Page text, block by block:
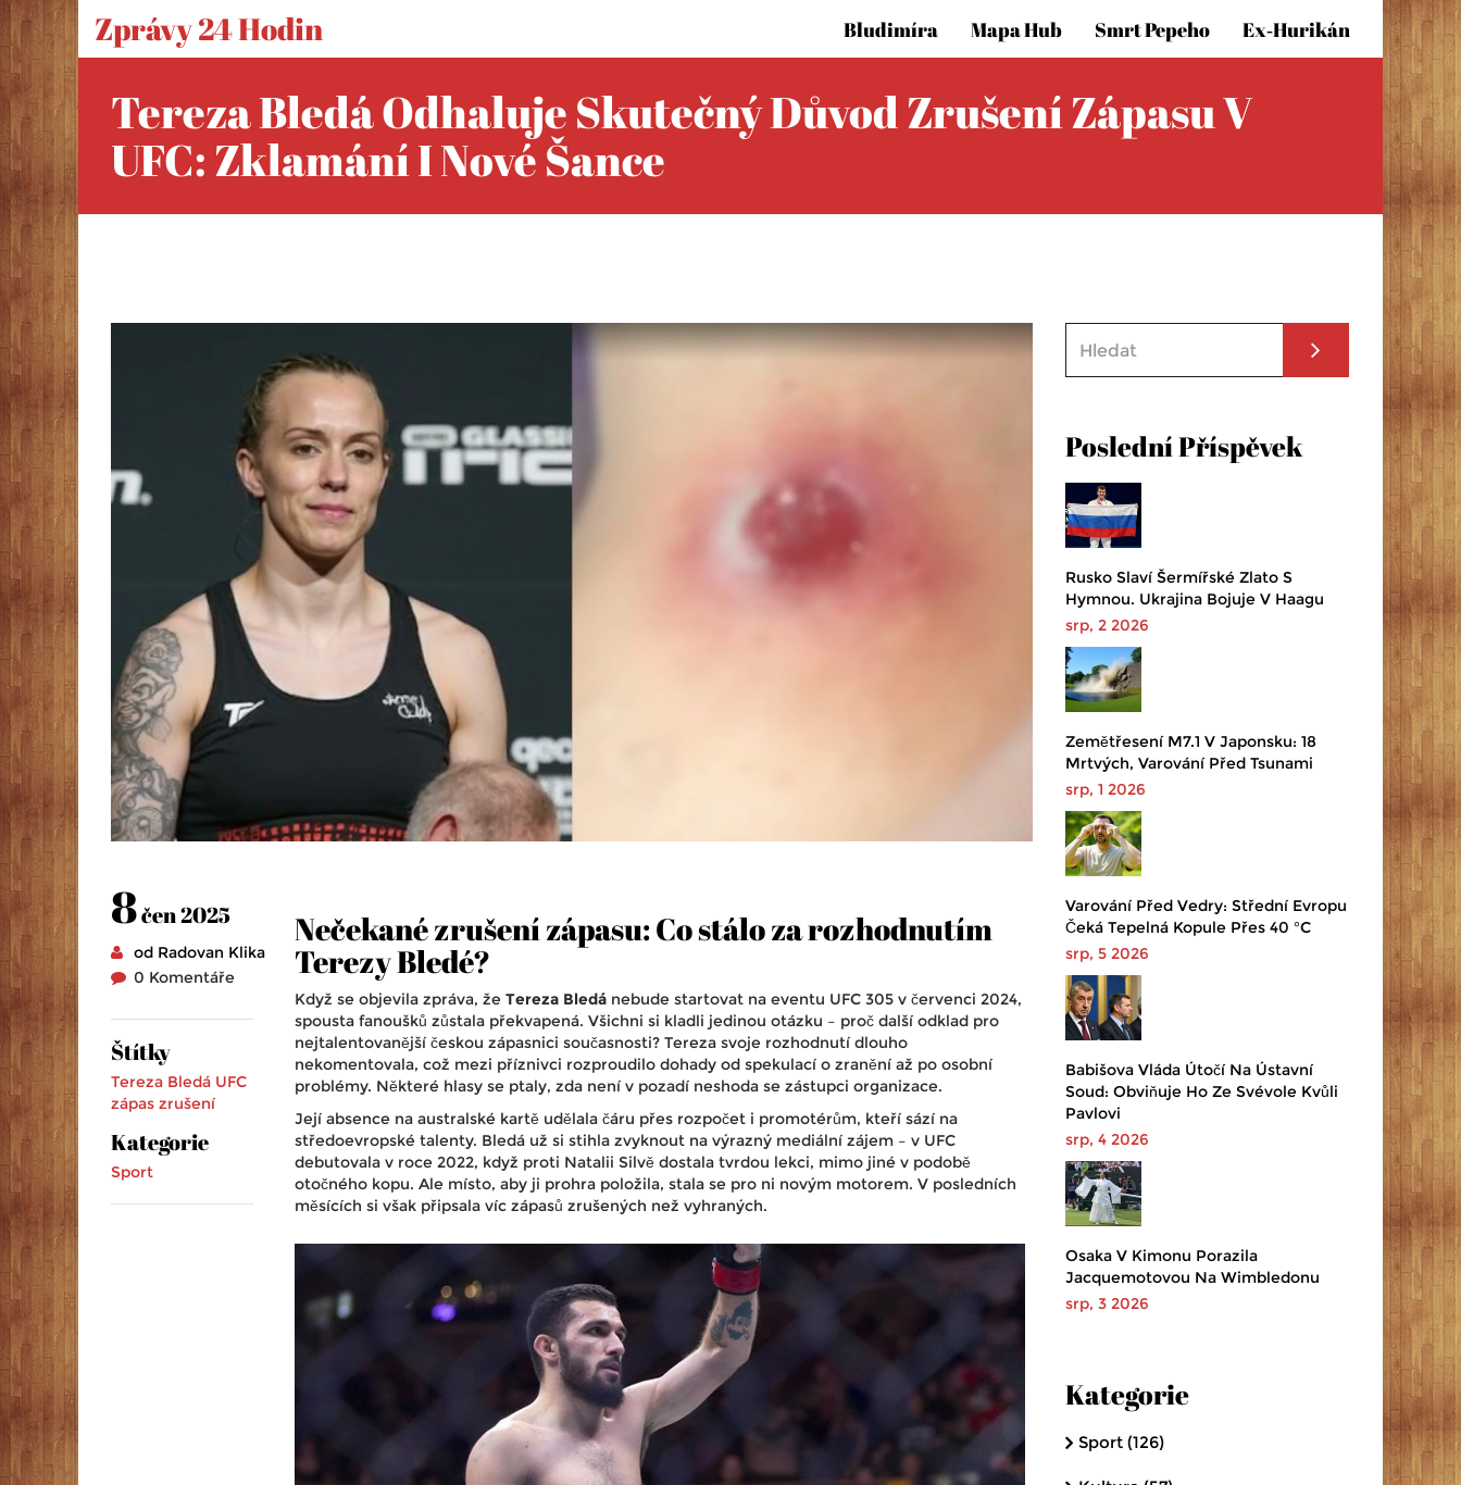
Zprávy 24 Hodin Bludimíra Mapa Hub Smrt Pepeho Ex‑hurikán
Tereza Bledá Odhaluje Skutečný Důvod Zrušení Zápasu V
UFC: Zklamání I Nové Šance
8čen 2025
od Radovan Klika
0 Komentáře
Štítky
Tereza Bledá UFC
zápas zrušení
Kategorie
Sport
Nečekané zrušení zápasu: Co stálo za rozhodnutím
Terezy Bledé?
Když se objevila zpráva, že Tereza Bledá nebude startovat na eventu UFC 305 v červenci 2024,
spousta fanoušků zůstala překvapená. Všichni si kladli jedinou otázku – proč další odklad pro
nejtalentovanější českou zápasnici současnosti? Tereza svoje rozhodnutí dlouho
nekomentovala, což mezi příznivci rozproudilo dohady od spekulací o zranění až po osobní
problémy. Některé hlasy se ptaly, zda není v pozadí neshoda se zástupci organizace.
Její absence na australské kartě udělala čáru přes rozpočet i promotérům, kteří sází na
středoevropské talenty. Bledá už si stihla zvyknout na výrazný mediální zájem – v UFC
debutovala v roce 2022, když proti Natalii Silvě dostala tvrdou lekci, mimo jiné v podobě
otočného kopu. Ale místo, aby ji prohra položila, stala se pro ni novým motorem. V posledních
měsících si však připsala víc zápasů zrušených než vyhraných.
Poslední Příspěvek
Rusko Slaví Šermířské Zlato S
Hymnou. Ukrajina Bojuje V Haagu
srp, 2 2026
Zemětřesení M7.1 V Japonsku: 18
Mrtvých, Varování Před Tsunami
srp, 1 2026
Varování Před Vedry: Střední Evropu
Čeká Tepelná Kopule Přes 40 °C
srp, 5 2026
Babišova Vláda Útočí Na Ústavní
Soud: Obviňuje Ho Ze Svévole Kvůli
Pavlovi
srp, 4 2026
Osaka V Kimonu Porazila
Jacquemotovou Na Wimbledonu
srp, 3 2026
Kategorie
Sport (126)